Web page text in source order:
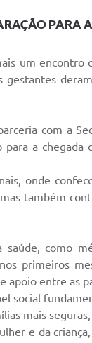
PARA
um
gestantes
com a
a chegada
onde
também
como
primeiros
apoio entre as
social
mais
e da